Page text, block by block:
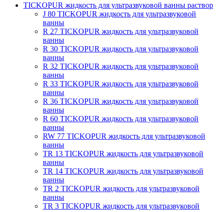
TICKOPUR жидкость для ультразвуковой ванны раствор
J 80 TICKOPUR жидкость для ультразвуковой
ванны
R 27 TICKOPUR жидкость для ультразвуковой
ванны
R 30 TICKOPUR жидкость для ультразвуковой
ванны
R 32 TICKOPUR жидкость для ультразвуковой
ванны
R 33 TICKOPUR жидкость для ультразвуковой
ванны
R 36 TICKOPUR жидкость для ультразвуковой
ванны
R 60 TICKOPUR жидкость для ультразвуковой
ванны
RW 77 TICKOPUR жидкость для ультразвуковой
ванны
TR 13 TICKOPUR жидкость для ультразвуковой
ванны
TR 14 TICKOPUR жидкость для ультразвуковой
ванны
TR 2 TICKOPUR жидкость для ультразвуковой
ванны
TR 3 TICKOPUR жидкость для ультразвуковой